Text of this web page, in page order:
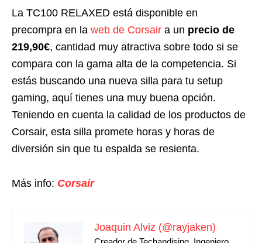
La TC100 RELAXED está disponible en
precompra en la web de Corsair a un precio de
219,90€, cantidad muy atractiva sobre todo si se
compara con la gama alta de la competencia. Si
estás buscando una nueva silla para tu setup
gaming, aquí tienes una muy buena opción.
Teniendo en cuenta la calidad de los productos de
Corsair, esta silla promete horas y horas de
diversión sin que tu espalda se resienta.
Más info: Corsair
Joaquin Alviz (@rayjaken)